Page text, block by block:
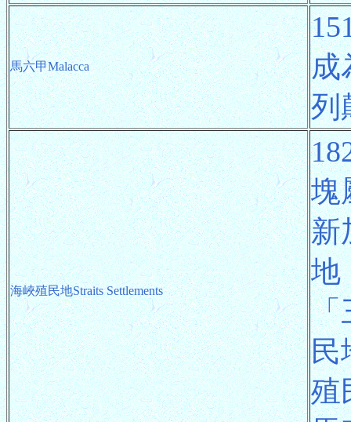
馬六甲Malacca
成
列
海峽殖民地Straits Settlements
塊
新
地
「
民
殖